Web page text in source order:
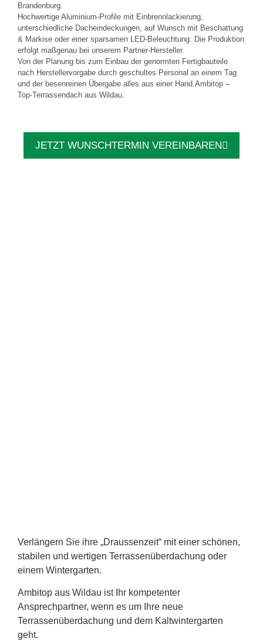
Brandenburg.
Hochwertige Aluminium-Profile mit Einbrennlackierung,
unterschiedliche Dacheindeckungen, auf Wunsch mit Beschattung
& Markise oder einer sparsamen LED-Beleuchtung. Die Produktion
erfolgt maßgenau bei unserem Partner-Hersteller.
Von der Planung bis zum Einbau der genormten Fertigbauteile
nach Herstellervorgabe durch geschultes Personal an einem Tag
und der besenreinen Übergabe alles aus einer Hand.Ambitop –
Top-Terrassendach aus Wildau.
JETZT WUNSCHTERMIN VEREINBAREN
Verlängern Sie ihre „Draussenzeit“ mit einer schönen,
stabilen und wertigen Terrassenüberdachung oder
einem Wintergarten.
Ambitop aus Wildau ist Ihr kompetenter
Ansprechpartner, wenn es um Ihre neue
Terrassenüberdachung und dem Kaltwintergarten
geht.